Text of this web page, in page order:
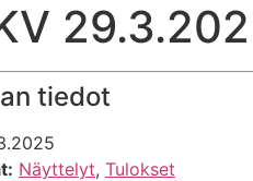
tiedot
Näyttelyt, Tulokset